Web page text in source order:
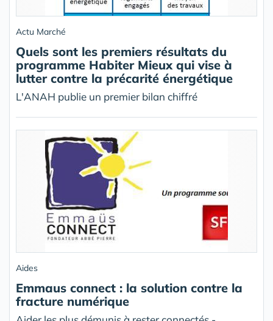
Actu Marché
Quels sont les premiers résultats du
programme Habiter Mieux qui vise à
lutter contre la précarité énergétique
L'ANAH publie un premier bilan chiffré
Aides
Emmaus connect : la solution contre la
fracture numérique